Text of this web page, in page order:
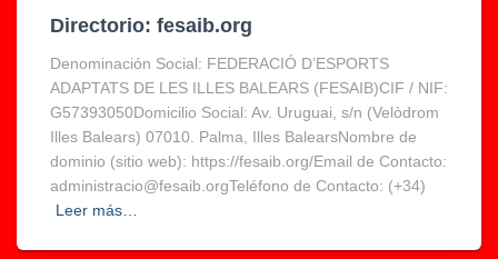
Directorio: fesaib.org
Denominación Social: FEDERACIÓ D’ESPORTS
ADAPTATS DE LES ILLES BALEARS (FESAIB)CIF / NIF:
G57393050Domicilio Social: Av. Uruguai, s/n (Velòdrom
Illes Balears) 07010. Palma, Illes BalearsNombre de
dominio (sitio web): https://fesaib.org/Email de Contacto:
administracio@fesaib.orgTeléfono de Contacto: (+34)
Leer más…